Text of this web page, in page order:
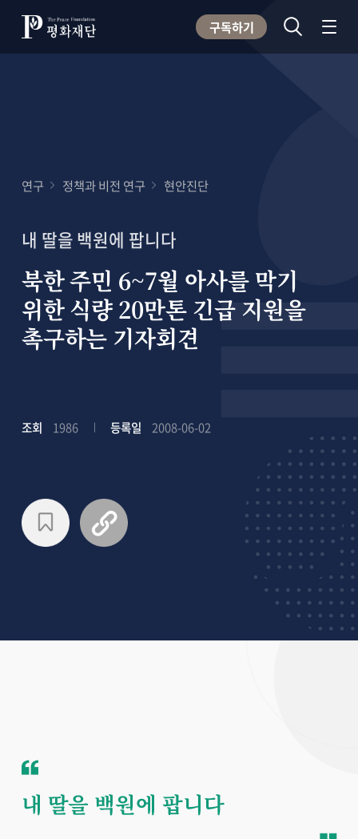
구독하기
연구 정책과 비전 연구 현안진단
내 딸을 백원에 팝니다
북한 주민 6~7월 아사를 막기
위한 식량 20만톤 긴급 지원을
촉구하는 기자회견
조회 1986 등록일 2008-06-02
내 딸을 백원에 팝니다